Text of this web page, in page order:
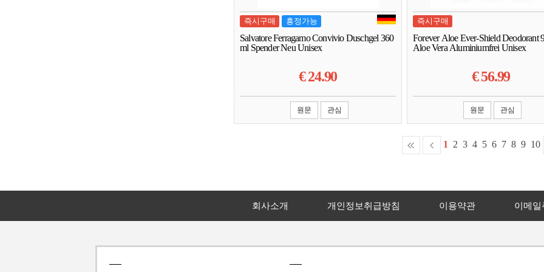
즉시구매 흥정가능
Salvatore Ferragamo Convivio Duschgel 360
ml Spender Neu Unisex
€24.90
원문 관심
즉시구매
Forever Aloe Ever-Shield Deodorant
Aloe Vera Aluminiumfrei Unisex
€56.99
원문 관심
1 2 3 4 5 6 7 8 9 10
회사소개 개인정보취급방침 이용약관 이메일